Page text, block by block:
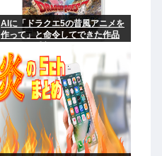
AIに「ドラクエ5の昔風アニメを
作って」と命令してできた作品